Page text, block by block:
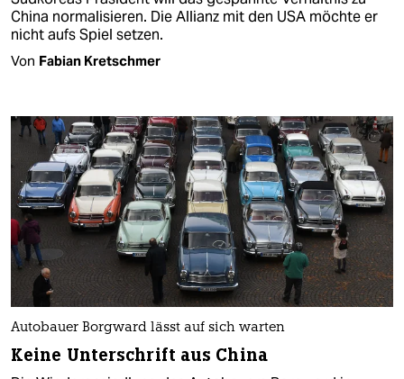
China normalisieren. Die Allianz mit den USA möchte er
nicht aufs Spiel setzen.
Von Fabian Kretschmer
Autobauer Borgward lässt auf sich warten
Keine Unterschrift aus China